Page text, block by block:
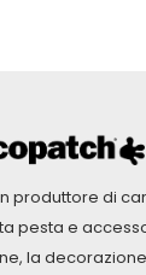
produttore di
pesta e
la